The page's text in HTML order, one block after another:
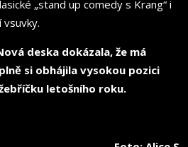
„stand up comedy s Krang“ i
vsuvky.
deska dokázala, že má
si obhájila vysokou pozici
letošního roku.